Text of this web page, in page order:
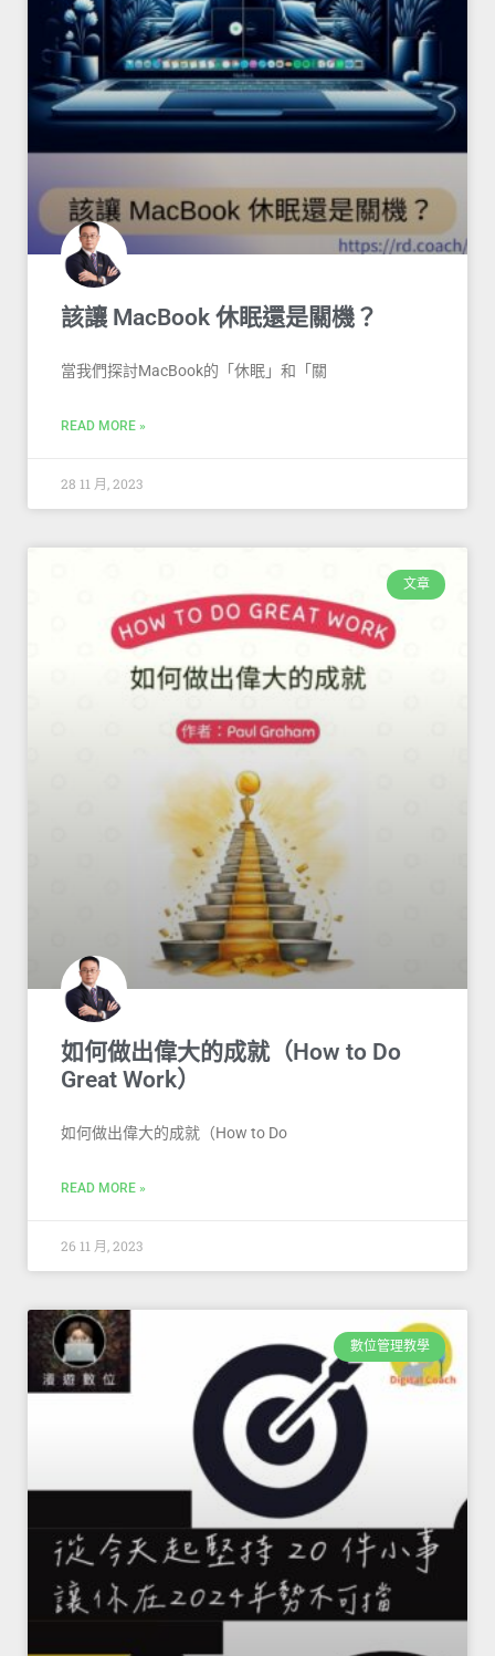
該讓 MacBook 休眠還是關機？
當我們探討MacBook的「休眠」和「關
READ MORE »
28 11 月, 2023
文章
如何做出偉大的成就（How to Do
Great Work）
如何做出偉大的成就（How to Do
READ MORE »
26 11 月, 2023
數位管理教學